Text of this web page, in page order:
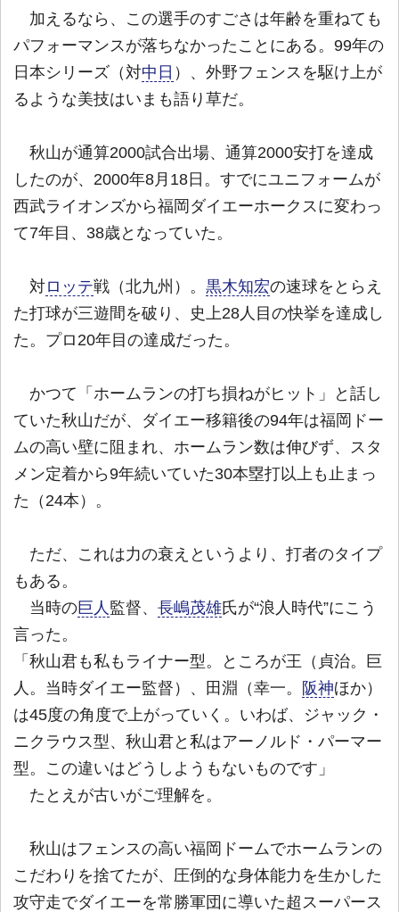
加えるなら、この選手のすごさは年齢を重ねても
パフォーマンスが落ちなかったことにある。99年の
日本シリーズ（対中日 ）、外野フェンスを駆け上が
るような美技はいまも語り草だ。
秋山が通算2000試合出場、通算2000安打を達成
したのが、2000年8月18日。すでにユニフォームが
西武ライオンズから福岡ダイエーホークスに変わっ
て7年目、38歳となっていた。
対ロッテ戦（北九州）。 黒木知宏の速球をとらえ
た打球が三遊間を破り、史上28人目の快挙を達成し
た。プロ20年目の達成だった。
かつて「ホームランの打ち損ねがヒット」と話し
ていた秋山だが、ダイエー移籍後の94年は福岡ドー
ムの高い壁に阻まれ、ホームラン数は伸びず、スタ
メン定着から9年続いていた30本塁打以上も止まっ
た（24本）。
ただ、これは力の衰えというより、打者のタイプ
もある。
当時の巨人 監督、 長嶋茂雄氏が“浪人時代”にこう
言った。
「秋山君も私もライナー型。ところが王（貞治。巨
人。当時ダイエー監督）、田淵（幸一。
阪神ほか）
は45度の角度で上がっていく。いわば、ジャック・
ニクラウス型、秋山君と私はアーノルド・パーマー
型。この違いはどうしようもないものです」
たとえが古いがご理解を。
秋山はフェンスの高い福岡ドームでホームランの
こだわりを捨てたが、圧倒的な身体能力を生かした
攻守走でダイエーを常勝軍団に導いた超スーパース